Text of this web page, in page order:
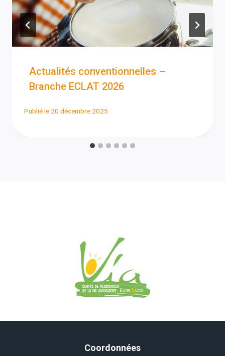
Actualités conventionnelles –
Branche ECLAT 2026
Publié le 20 décembre 2025
Coordonnées